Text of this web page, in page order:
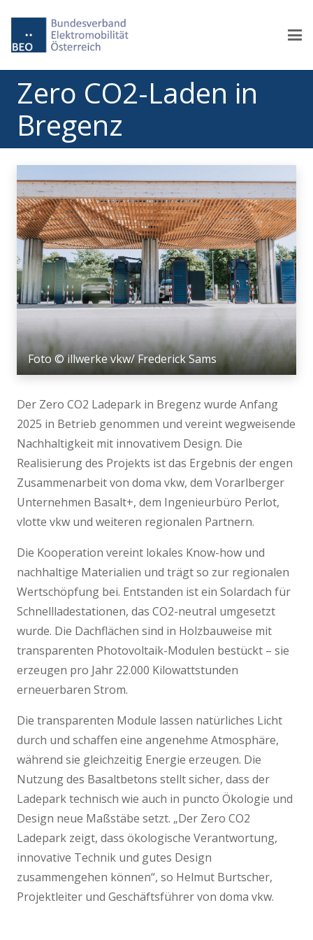
Zero CO2-Laden in
Bregenz
Foto © illwerke vkw/ Frederick Sams
Der Zero CO2 Ladepark in Bregenz wurde Anfang
2025 in Betrieb genommen und vereint wegweisende
Nachhaltigkeit mit innovativem Design. Die
Realisierung des Projekts ist das Ergebnis der engen
Zusammenarbeit von doma vkw, dem Vorarlberger
Unternehmen Basalt+, dem Ingenieurbüro Perlot,
vlotte vkw und weiteren regionalen Partnern.
Die Kooperation vereint lokales Know-how und
nachhaltige Materialien und trägt so zur regionalen
Wertschöpfung bei. Entstanden ist ein Solardach für
Schnellladestationen, das CO2-neutral umgesetzt
wurde. Die Dachflächen sind in Holzbauweise mit
transparenten Photovoltaik-Modulen bestückt – sie
erzeugen pro Jahr 22.000 Kilowattstunden
erneuerbaren Strom.
Die transparenten Module lassen natürliches Licht
durch und schaffen eine angenehme Atmosphäre,
während sie gleichzeitig Energie erzeugen. Die
Nutzung des Basaltbetons stellt sicher, dass der
Ladepark technisch wie auch in puncto Ökologie und
Design neue Maßstäbe setzt. „Der Zero CO2
Ladepark zeigt, dass ökologische Verantwortung,
innovative Technik und gutes Design
zusammengehen können“, so Helmut Burtscher,
Projektleiter und Geschäftsführer von doma vkw.